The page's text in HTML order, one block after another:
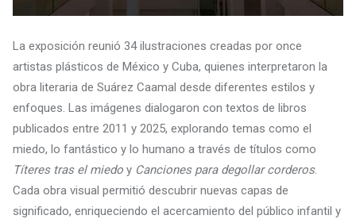
La exposición reunió 34 ilustraciones creadas por once
artistas plásticos de México y Cuba, quienes interpretaron la
obra literaria de Suárez Caamal desde diferentes estilos y
enfoques. Las imágenes dialogaron con textos de libros
publicados entre 2011 y 2025, explorando temas como el
miedo, lo fantástico y lo humano a través de títulos como
Títeres tras el miedo y Canciones para degollar corderos.
Cada obra visual permitió descubrir nuevas capas de
significado, enriqueciendo el acercamiento del público infantil y